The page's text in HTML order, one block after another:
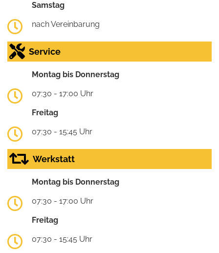
Samstag
nach Vereinbarung
Service
Montag bis Donnerstag
07:30 - 17:00 Uhr
Freitag
07:30 - 15:45 Uhr
Werkstatt
Montag bis Donnerstag
07:30 - 17:00 Uhr
Freitag
07:30 - 15:45 Uhr